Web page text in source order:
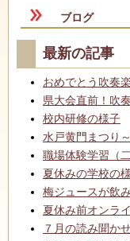
ブログ
最新の記事
おめでとう吹奏
県大会直前！吹
校内研修の様子
水戸黄門まつり
職場体験学習（二
夏休みの学校の
梅ジュースが飲
夏休み前オンラ
７月の読み聞か